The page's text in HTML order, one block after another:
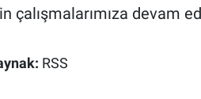
çalışmalarımıza devam
RSS